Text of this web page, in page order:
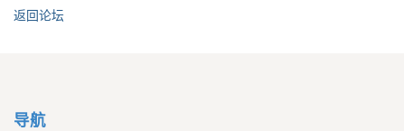
返回论坛
导航